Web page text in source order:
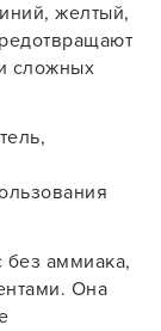
желтый,
сложных
без аммиака,
Она